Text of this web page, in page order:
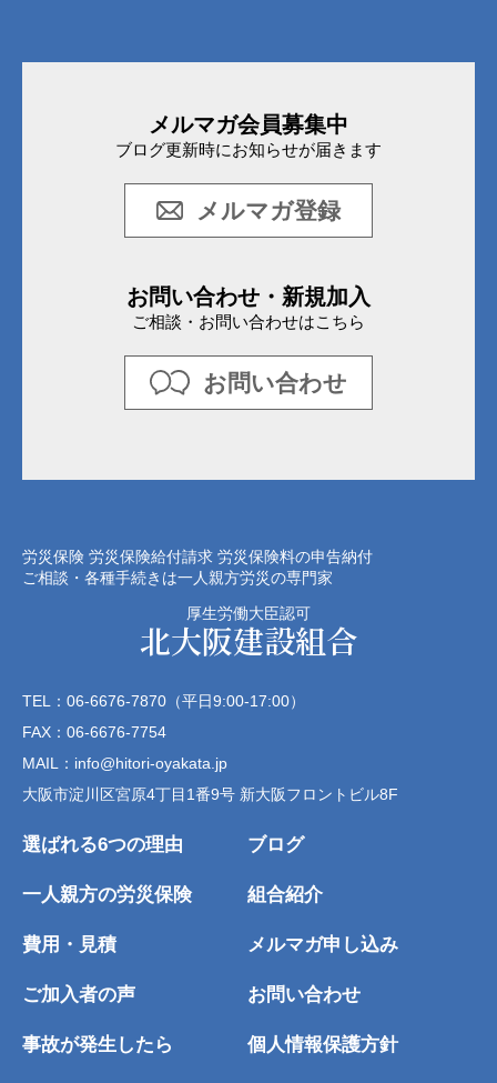
メルマガ会員募集中
ブログ更新時にお知らせが届きます
メルマガ登録
お問い合わせ・新規加入
ご相談・お問い合わせはこちら
お問い合わせ
労災保険 労災保険給付請求 労災保険料の申告納付
ご相談・各種手続きは一人親方労災の専門家
厚生労働大臣認可
北大阪建設組合
TEL：06-6676-7870（平日9:00-17:00）
FAX：06-6676-7754
MAIL：info@hitori-oyakata.jp
大阪市淀川区宮原4丁目1番9号 新大阪フロントビル8F
選ばれる6つの理由 ブログ
一人親方の労災保険 組合紹介
費用・見積 メルマガ申し込み
ご加入者の声 お問い合わせ
事故が発生したら 個人情報保護方針